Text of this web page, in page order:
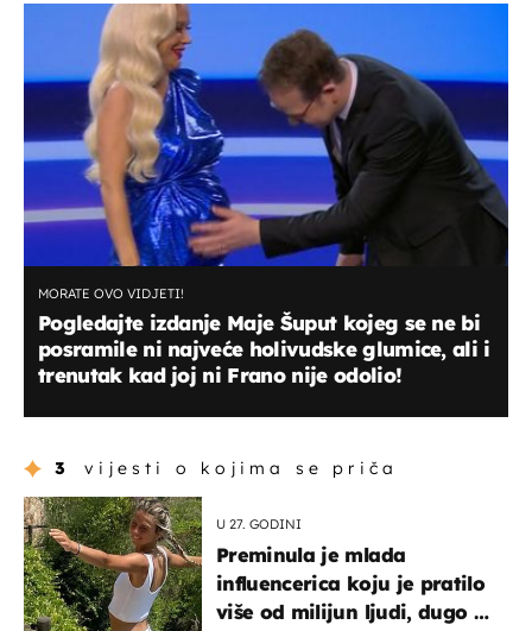
MORATE OVO VIDJETI!
Pogledajte izdanje Maje Šuput kojeg se ne bi
posramile ni najveće holivudske glumice, ali i
trenutak kad joj ni Frano nije odolio!
3 vijesti o kojima se priča
U 27. GODINI
Preminula je mlada
influencerica koju je pratilo
više od milijun ljudi, dugo se